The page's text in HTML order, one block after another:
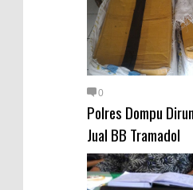
0
Polres Dompu
Jual BB Tramadol